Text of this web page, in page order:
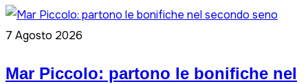
7 Agosto 2026
Mar Piccolo: partono le bonifiche nel